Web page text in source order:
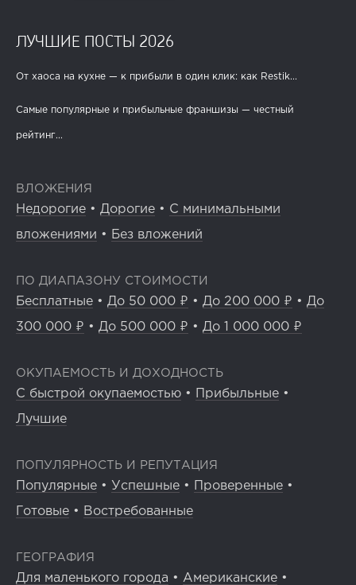
ЛУЧШИЕ ПОСТЫ 2026
От хаоса на кухне — к прибыли в один клик: как Restik...
Самые популярные и прибыльные франшизы — честный
рейтинг...
ВЛОЖЕНИЯ
Недорогие • Дорогие • С минимальными
вложениями • Без вложений
ПО ДИАПАЗОНУ СТОИМОСТИ
Бесплатные • До 50 000 ₽ • До 200 000 ₽ • До
300 000 ₽ • До 500 000 ₽ • До 1 000 000 ₽
ОКУПАЕМОСТЬ И ДОХОДНОСТЬ
С быстрой окупаемостью • Прибыльные •
Лучшие
ПОПУЛЯРНОСТЬ И РЕПУТАЦИЯ
Популярные • Успешные • Проверенные •
Готовые • Востребованные
ГЕОГРАФИЯ
Для маленького города • Американские •